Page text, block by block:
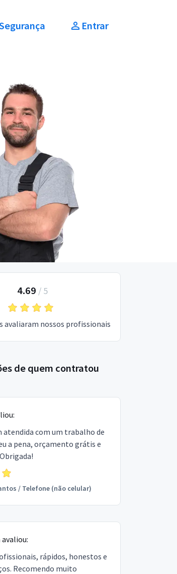
Entrar
4.69 / 5
avaliaram nossos profissionais
de quem contratou
atendida com um trabalho de
a pena, orçamento grátis e
/ Telefone (não celular)
avaliou:
rápidos, honestos e
Recomendo muito